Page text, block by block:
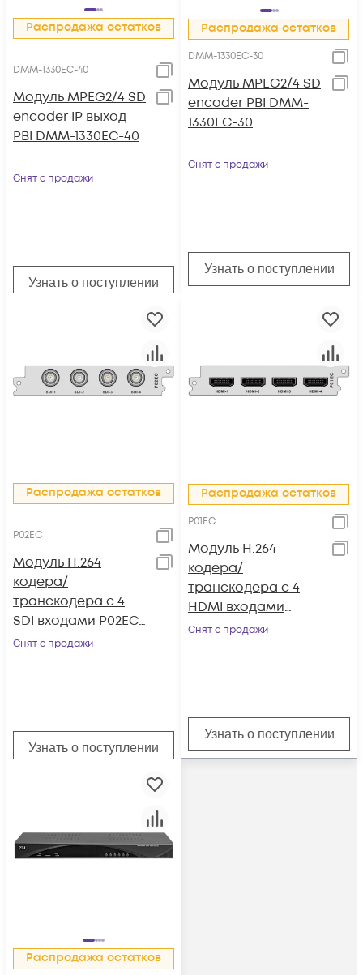
Распродажа остатков
DMM-1330EC-40
Модуль MPEG2/4 SD
encoder IP выход
PBI DMM-1330EC-40
Снят с продажи
Узнать о поступлении
Распродажа остатков
DMM-1330EC-30
Модуль MPEG2/4 SD
encoder PBI DMM-
1330EC-30
Снят с продажи
Узнать о поступлении
Распродажа остатков
P02EC
Модуль H.264
кодера/
транскодера c 4
SDI входами P02EC
для DCP-3000MF
Снят с продажи
Узнать о поступлении
Распродажа остатков
P01EC
Модуль H.264
кодера/
транскодера c 4
HDMI входами
P01EC для DCP-
Снят с продажи
Узнать о поступлении
Распродажа остатков